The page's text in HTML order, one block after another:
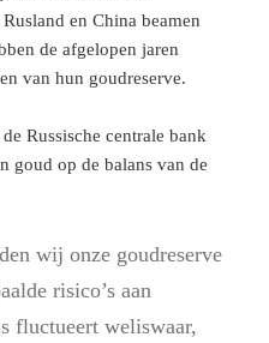
en China beamen
de afgelopen jaren
van hun goudreserve.
Russische centrale bank
goud op de balans van de
wij onze goudreserve
risico’s aan
fluctueert weliswaar,